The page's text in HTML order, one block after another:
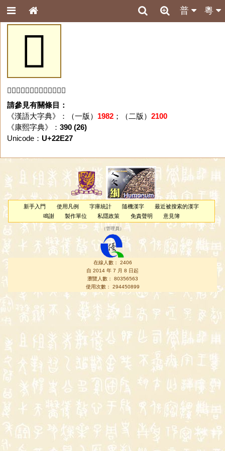
粵
普
𢸧
「𢸧」字未收錄於本資料庫。
請參見有關條目：
《漢語大字典》：（一版） 1982；（二版） 2100
《康熙字典》： 390 (26)
Unicode： U+22E27
新手入門 使用凡例 字庫統計 隨機漢字
最近被搜索的漢字
鳴謝
製作單位 私隱政策 免責聲明 意見簿
（管理員 ）
在線人數： 2406
自 2014 年 7 月 8 日起
瀏覽人數： 80356563
使用次數： 294450899